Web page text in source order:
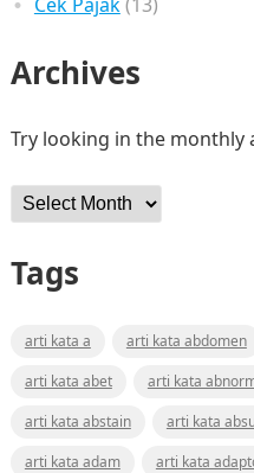
Archives
Try looking in the monthly
Archives
Tags
arti kata a arti kata abdomen
arti kata abet
arti kata
arti kata abstain
arti kata
arti kata adam
arti kata